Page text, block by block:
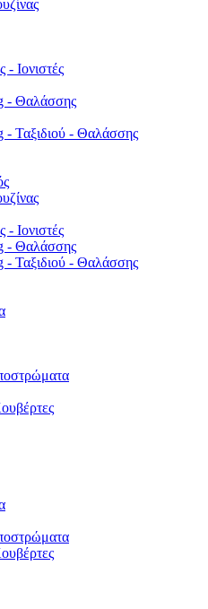
- Ιονιστές
- Θαλάσσης
- Ταξιδιού - Θαλάσσης
- Ιονιστές
- Θαλάσσης
- Ταξιδιού - Θαλάσσης